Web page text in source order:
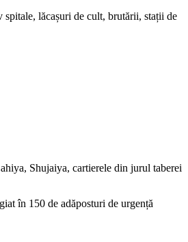
lăcașuri de cult, brutării, stații de
Shujaiya, cartierele din jurul taberei
în 150 de adăposturi de urgență